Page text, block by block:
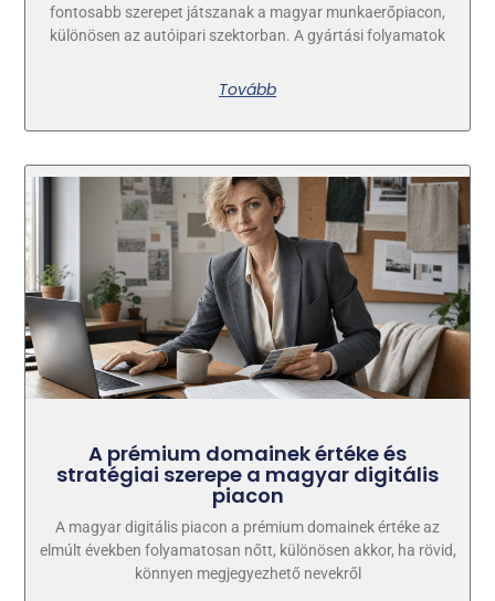
fontosabb szerepet játszanak a magyar munkaerőpiacon,
különösen az autóipari szektorban. A gyártási folyamatok
Tovább
A prémium domainek értéke és
stratégiai szerepe a magyar digitális
piacon
A magyar digitális piacon a prémium domainek értéke az
elmúlt években folyamatosan nőtt, különösen akkor, ha rövid,
könnyen megjegyezhető nevekről